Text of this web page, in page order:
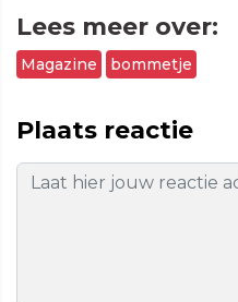
Lees meer over:
Magazine bommetje
Plaats reactie